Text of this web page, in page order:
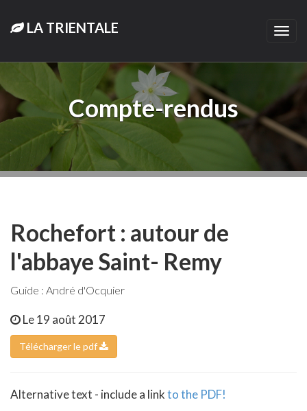
LA TRIENTALE
Compte-rendus
Rochefort : autour de
l'abbaye Saint- Remy
Guide : André d'Ocquier
Le 19 août 2017
Télécharger le pdf
Alternative text - include a linkto the PDF!